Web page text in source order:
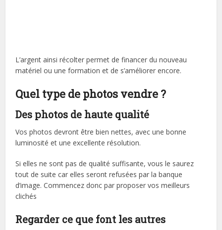
L’argent ainsi récolter permet de financer du nouveau
matériel ou une formation et de s’améliorer encore.
Quel type de photos vendre ?
Des photos de haute qualité
Vos photos devront être bien nettes, avec une bonne
luminosité et une excellente résolution.
Si elles ne sont pas de qualité suffisante, vous le saurez
tout de suite car elles seront refusées par la banque
d’image. Commencez donc par proposer vos meilleurs
clichés
Regarder ce que font les autres